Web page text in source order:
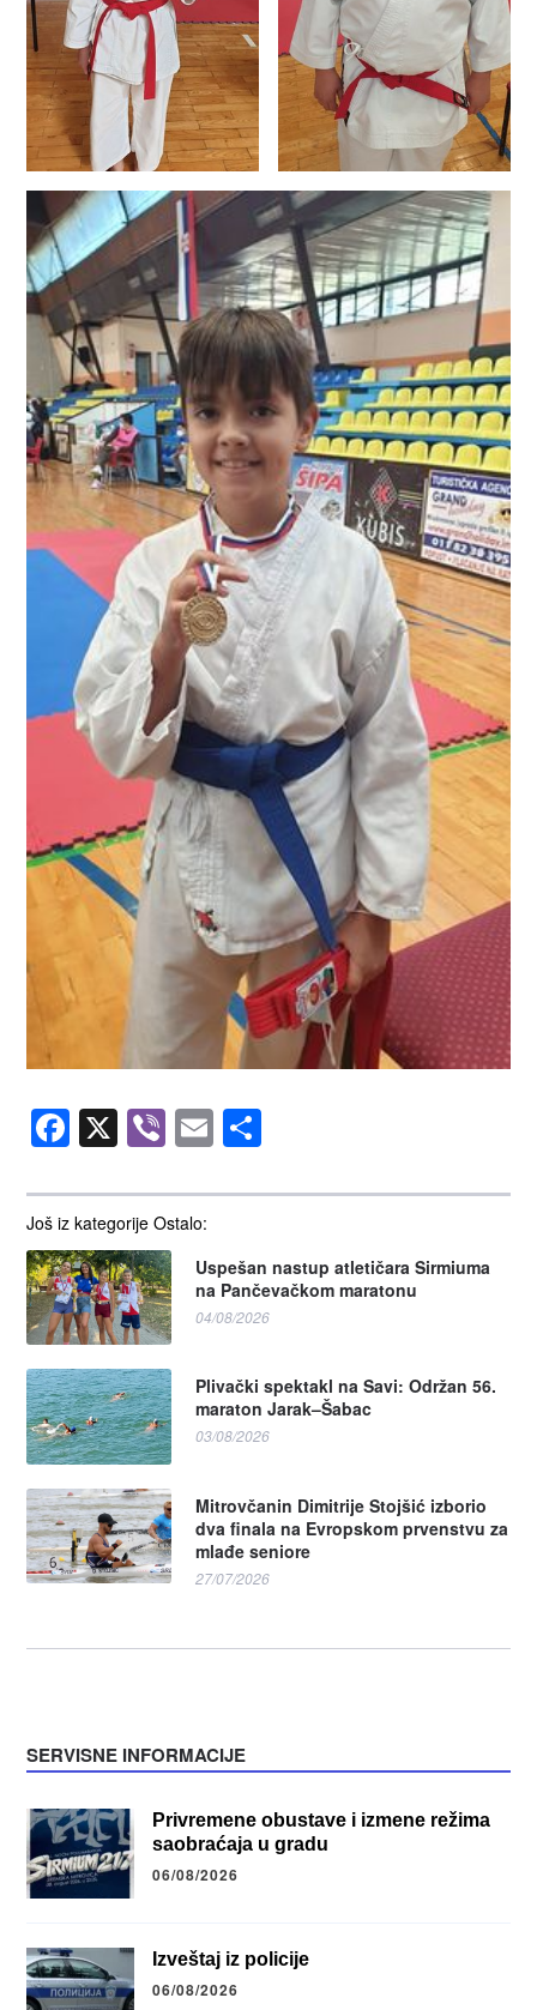
Još iz kategorije Ostalo:
Uspešan nastup atletičara Sirmiuma
na Pančevačkom maratonu
04/08/2026
Plivački spektakl na Savi: Održan 56.
maraton Jarak–Šabac
03/08/2026
Mitrovčanin Dimitrije Stojšić izborio
dva finala na Evropskom prvenstvu za
mlađe seniore
27/07/2026
Facebook
X Viber
Email
SERVISNE INFORMACIJE
Privremene obustave i izmene režima
saobraćaja u gradu
06/08/2026
Izveštaj iz policije
06/08/2026